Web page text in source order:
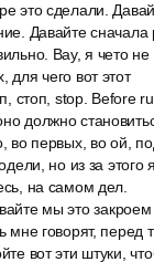
это сделали.
Давайте сначала
Вау, я чето
чего вот этот
стоп, stop. Before
должно
во первых, во ой,
но из за этого
на самом дел.
мы это
мне говорят, перед
вот эти штуки,